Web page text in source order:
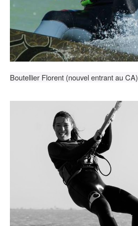
Boutellier Florent (nouvel entrant au CA)